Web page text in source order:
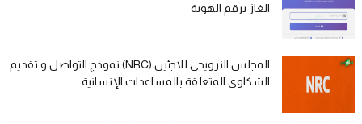
الغاز برقم الهوية
المجلس النرويجي للاجئين (NRC) نموذج التواصل و تقديم
الشكاوى المتعلقة بالمساعدات الإنسانية